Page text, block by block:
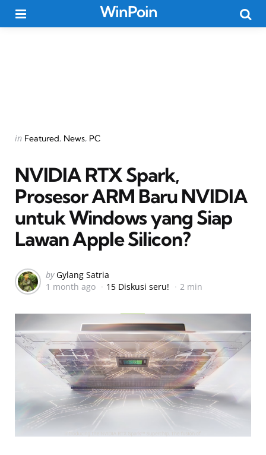
WinPoin
Categories
Posted
in Featured News PC
NVIDIA RTX Spark,
Prosesor ARM Baru NVIDIA
untuk Windows yang Siap
Lawan Apple Silicon?
Posted
by
by Gylang Satria
1 month ago
15 Diskusi seru! 2 min